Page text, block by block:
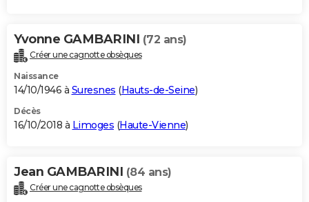
Yvonne GAMBARINI (72 ans)
Créer une cagnotte obsèques
Naissance
14/10/1946 à Suresnes (Hauts-de-Seine)
Décès
16/10/2018 à Limoges (Haute-Vienne)
Jean GAMBARINI (84 ans)
Créer une cagnotte obsèques